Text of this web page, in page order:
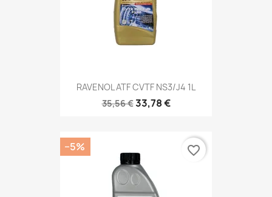
RAVENOL ATF CVTF NS3/J4 1L
35,56 €33,78 €
−5% favorite_border